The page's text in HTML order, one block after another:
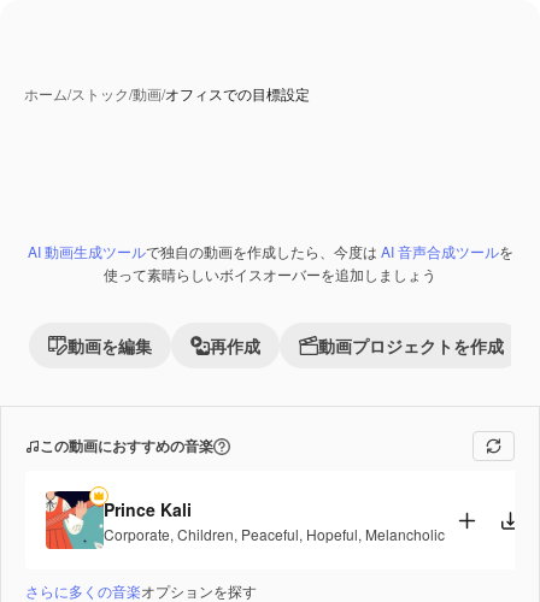
ホーム/ストック/動画/オフィスでの目標設定
Premium
AI 動画生成ツールで独自の動画を作成したら、今度は AI 音声合成ツールを
使って素晴らしいボイスオーバーを追加しましょう
動画を編集 再作成 動画プロジェクトを作成
この動画におすすめの音楽
Prince Kali
Corporate, Children, Peaceful, Hopeful, Melancholic
さらに多くの音楽オプションを探す